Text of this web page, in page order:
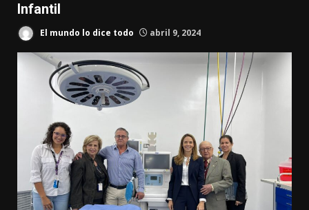
Infantil
El mundo lo dice todo abril 9, 2024